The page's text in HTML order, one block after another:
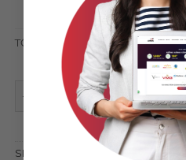
TỔNG CỘNG
Theme wordpress trường
ĐẶT MUA
SKU: